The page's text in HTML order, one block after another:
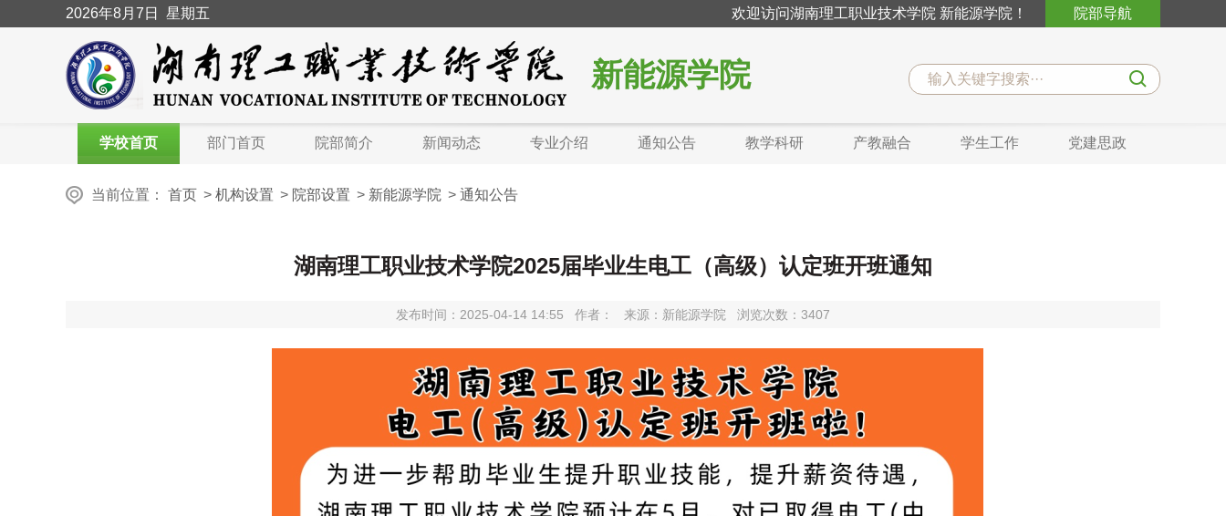
2026年8月7日 星期五 欢迎访问湖南理工职业技术学院 新能源学院！ 院部导航
新能源学院
学校首页 部门首页 院部简介 新闻动态 专业介绍 通知公告 教学科研 产教融合 学生工作 党建思政
当前位置： 首页 > 机构设置 > 院部设置 > 新能源学院 > 通知公告
湖南理工职业技术学院2025届毕业生电工（高级）认定班开班通知
发布时间：2025-04-14 14:55 作者： 来源：新能源学院 浏览次数： 3407